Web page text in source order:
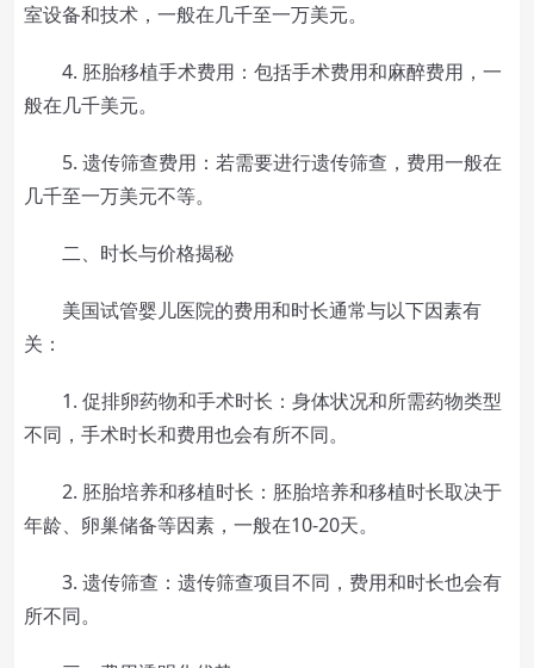
室设备和技术，一般在几千至一万美元。
4. 胚胎移植手术费用：包括手术费用和麻醉费用，一
般在几千美元。
5. 遗传筛查费用：若需要进行遗传筛查，费用一般在
几千至一万美元不等。
二、时长与价格揭秘
美国试管婴儿医院的费用和时长通常与以下因素有
关：
1. 促排卵药物和手术时长：身体状况和所需药物类型
不同，手术时长和费用也会有所不同。
2. 胚胎培养和移植时长：胚胎培养和移植时长取决于
年龄、卵巢储备等因素，一般在10-20天。
3. 遗传筛查：遗传筛查项目不同，费用和时长也会有
所不同。